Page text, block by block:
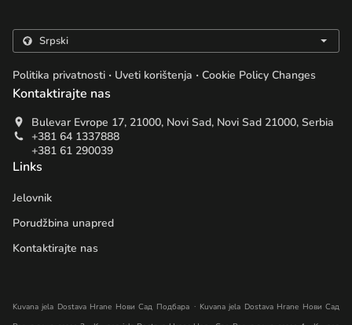
Politika privatnosti . Uveti korištenja . Cookie Policy Changes
Kontaktirajte nas
Bulevar Evrope 17, 21000, Novi Sad, Novi Sad 21000, Serbia
+381 64 1337888
+381 61 290039
Links
Jelovnik
Porudžbina unapred
Kontaktirajte nas
Kuvana jela Dostava Hrane Нови Сад Подбара . Kuvana jela Dostava Hrane Нови Сад